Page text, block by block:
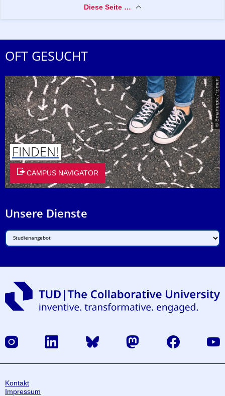
Diese Seite …
OFT GESUCHT
© Smarterpix / tomert
FINDEN!
CAMPUS NAVIGATOR
Unsere Dienste
Instagram LinkedIn Bluesky Mastodon Facebook
Kontakt
Impressum